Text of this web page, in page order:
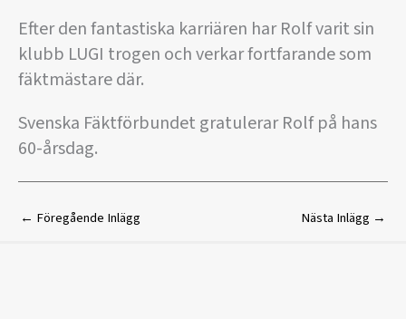
Efter den fantastiska karriären har Rolf varit sin
klubb LUGI trogen och verkar fortfarande som
fäktmästare där.
Svenska Fäktförbundet gratulerar Rolf på hans
60-årsdag.
← Föregående Inlägg Nästa Inlägg →